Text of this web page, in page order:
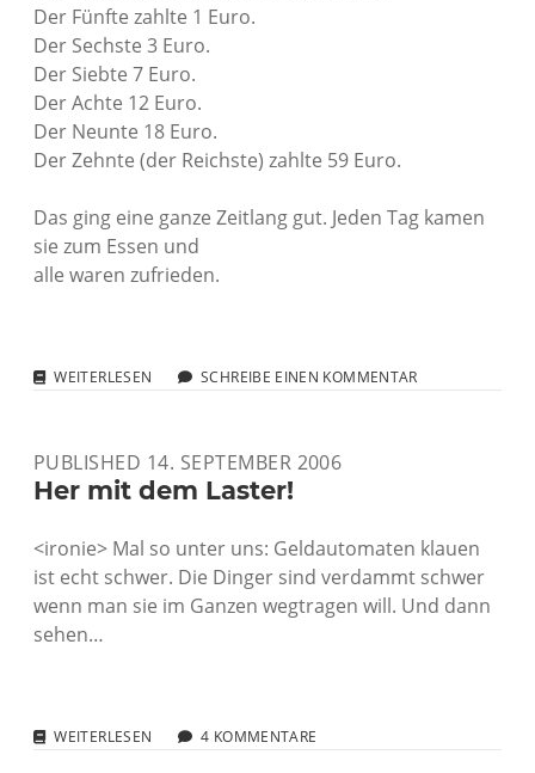
Der Fünfte zahlte 1 Euro.
Der Sechste 3 Euro.
Der Siebte 7 Euro.
Der Achte 12 Euro.
Der Neunte 18 Euro.
Der Zehnte (der Reichste) zahlte 59 Euro.
Das ging eine ganze Zeitlang gut. Jeden Tag kamen
sie zum Essen und
alle waren zufrieden.
WEITERLESEN DEUTSCHLAND,
SCHREIBE EINEN KOMMENTAR
PUBLISHED 14. SEPTEMBER 2006
Her mit dem Laster!
<ironie> Mal so unter uns: Geldautomaten klauen
ist echt schwer. Die Dinger sind verdammt schwer
wenn man sie im Ganzen wegtragen will. Und dann
sehen…
WEITERLESEN HER
4 KOMMENTARE